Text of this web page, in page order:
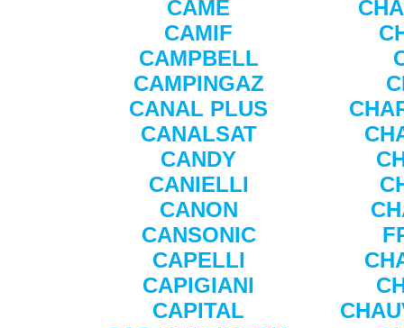
CAME
CAMIF
CAMPBELL
CAMPINGAZ
CANAL PLUS
CANALSAT
CANDY
CANIELLI
CANON
CANSONIC
CAPELLI
CAPIGIANI
CAPITAL